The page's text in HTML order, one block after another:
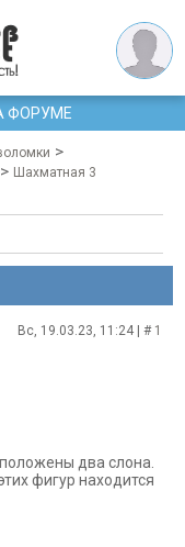
ФОРУМЕ
>
> Шахматная 3
Вс, 19.03.23, 11:24 | # 1
два слона.
фигур находится